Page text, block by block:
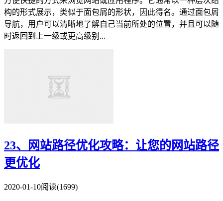
构的形式展示，类似于面包屑的形状，因此得名。通过面包屑
导航，用户可以清晰地了解自己当前所处的位置，并且可以随
时返回到上一级或更高级别...
23、网站路径优化攻略：让您的网站路径
更优化
2020-01-10阅读(1699)